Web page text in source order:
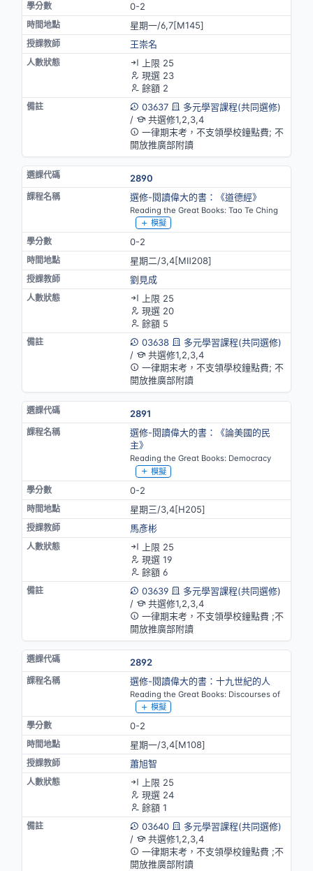
0-2
星期一/6,7[M145]
王崇名
上限 25
現選 23
餘額 2
03637
多元學習課程(共同選修)
/
共選修1,2,3,4
一律期末考，不支領學校鐘點費; 不
開放推廣部附讀
2890
選修-閱讀偉大的書：《道德經》
Reading the Great Books: Tao Te Ching
模擬
0-2
星期二/3,4[MⅡ208]
劉見成
上限 25
現選 20
餘額 5
03638
多元學習課程(共同選修)
/
共選修1,2,3,4
一律期末考，不支領學校鐘點費; 不
開放推廣部附讀
2891
選修-閱讀偉大的書：《論美國的民
主》
Reading the Great Books: Democracy
模擬
0-2
星期三/3,4[H205]
馬彥彬
上限 25
現選 19
餘額 6
03639
多元學習課程(共同選修)
/
共選修1,2,3,4
一律期末考，不支領學校鐘點費 ;不
開放推廣部附讀
2892
選修-閱讀偉大的書：十九世紀的人
Reading the Great Books: Discourses of
模擬
0-2
星期一/3,4[M108]
蕭旭智
上限 25
現選 24
餘額 1
03640
多元學習課程(共同選修)
/
共選修1,2,3,4
一律期末考，不支領學校鐘點費 ;不
開放推廣部附讀